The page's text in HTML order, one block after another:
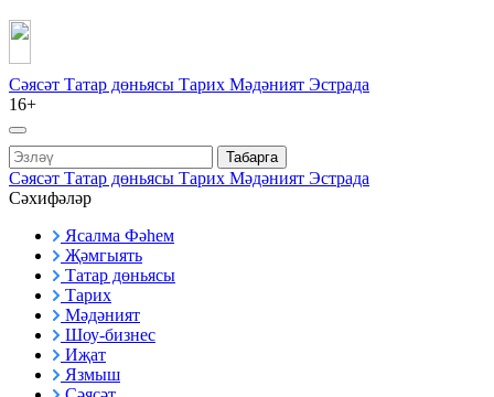
Сәясәт Татар дөньясы Тарих Мәдәният Эстрада
16+
Табарга
Сәясәт Татар дөньясы Тарих Мәдәният Эстрада
Сәхифәләр
Ясалма Фәһем
Җәмгыять
Татар дөньясы
Тарих
Мәдәният
Шоу-бизнес
Иҗат
Язмыш